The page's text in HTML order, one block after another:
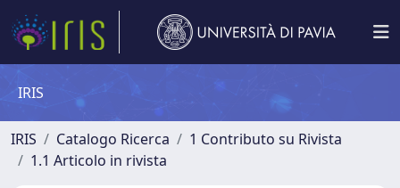
IRIS
IRIS Catalogo Ricerca
1 Contributo su Rivista
1.1 Articolo in rivista